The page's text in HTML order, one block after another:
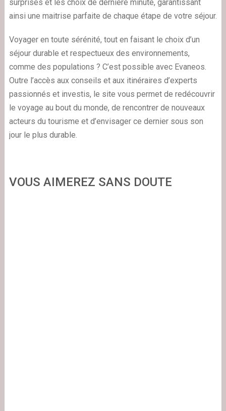
surprises et les choix de dernière minute, garantissant
ainsi une maitrise parfaite de chaque étape de votre séjour.
Voyager en toute sérénité, tout en faisant le choix d’un
séjour durable et respectueux des environnements,
comme des populations ? C’est possible avec Evaneos.
Outre l’accès aux conseils et aux itinéraires d’experts
passionnés et investis, le site vous permet de redécouvrir
le voyage au bout du monde, de rencontrer de nouveaux
acteurs du tourisme et d’envisager ce dernier sous son
jour le plus durable.
VOUS AIMEREZ SANS DOUTE